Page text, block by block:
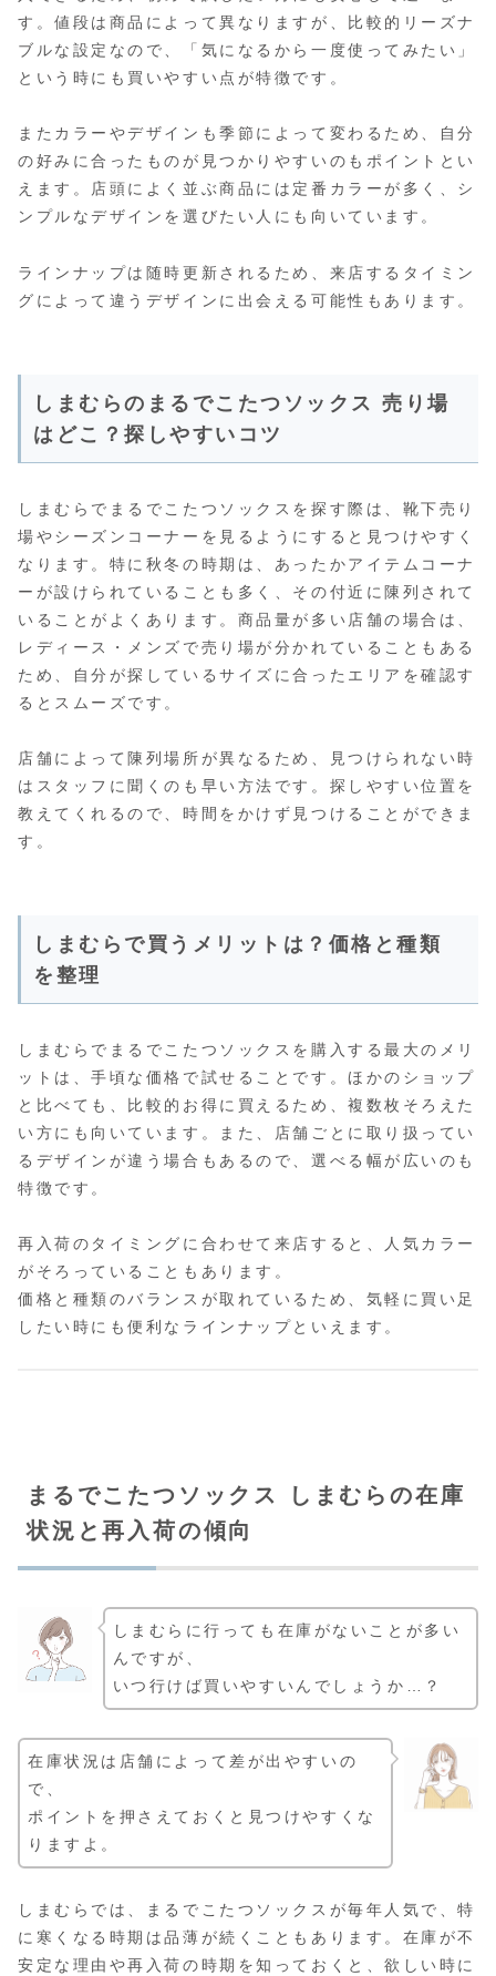
す。値段は商品によって異なりますが、比較的リーズナ
ブルな設定なので、「気になるから一度使ってみたい」
という時にも買いやすい点が特徴です。
またカラーやデザインも季節によって変わるため、自分
の好みに合ったものが見つかりやすいのもポイントとい
えます。店頭によく並ぶ商品には定番カラーが多く、シ
ンプルなデザインを選びたい人にも向いています。
ラインナップは随時更新されるため、来店するタイミン
グによって違うデザインに出会える可能性もあります。
しまむらのまるでこたつソックス 売り場
はどこ？探しやすいコツ
しまむらでまるでこたつソックスを探す際は、靴下売り
場やシーズンコーナーを見るようにすると見つけやすく
なります。特に秋冬の時期は、あったかアイテムコーナ
ーが設けられていることも多く、その付近に陳列されて
いることがよくあります。商品量が多い店舗の場合は、
レディース・メンズで売り場が分かれていることもある
ため、自分が探しているサイズに合ったエリアを確認す
るとスムーズです。
店舗によって陳列場所が異なるため、見つけられない時
はスタッフに聞くのも早い方法です。探しやすい位置を
教えてくれるので、時間をかけず見つけることができま
す。
しまむらで買うメリットは？価格と種類
を整理
しまむらでまるでこたつソックスを購入する最大のメリ
ットは、手頃な価格で試せることです。ほかのショップ
と比べても、比較的お得に買えるため、複数枚そろえた
い方にも向いています。また、店舗ごとに取り扱ってい
るデザインが違う場合もあるので、選べる幅が広いのも
特徴です。
再入荷のタイミングに合わせて来店すると、人気カラー
がそろっていることもあります。
価格と種類のバランスが取れているため、気軽に買い足
したい時にも便利なラインナップといえます。
まるでこたつソックス しまむらの在庫
状況と再入荷の傾向
しまむらに行っても在庫がないことが多い
んですが、
いつ行けば買いやすいんでしょうか…？
在庫状況は店舗によって差が出やすいの
で、
ポイントを押さえておくと見つけやすくな
りますよ。
しまむらでは、まるでこたつソックスが毎年人気で、特
に寒くなる時期は品薄が続くこともあります。在庫が不
安定な理由や再入荷の時期を知っておくと、欲しい時に